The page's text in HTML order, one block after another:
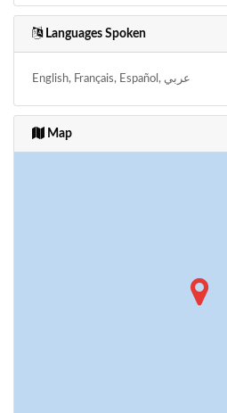
Languages Spoken
English, Français, Español, عربي
Map